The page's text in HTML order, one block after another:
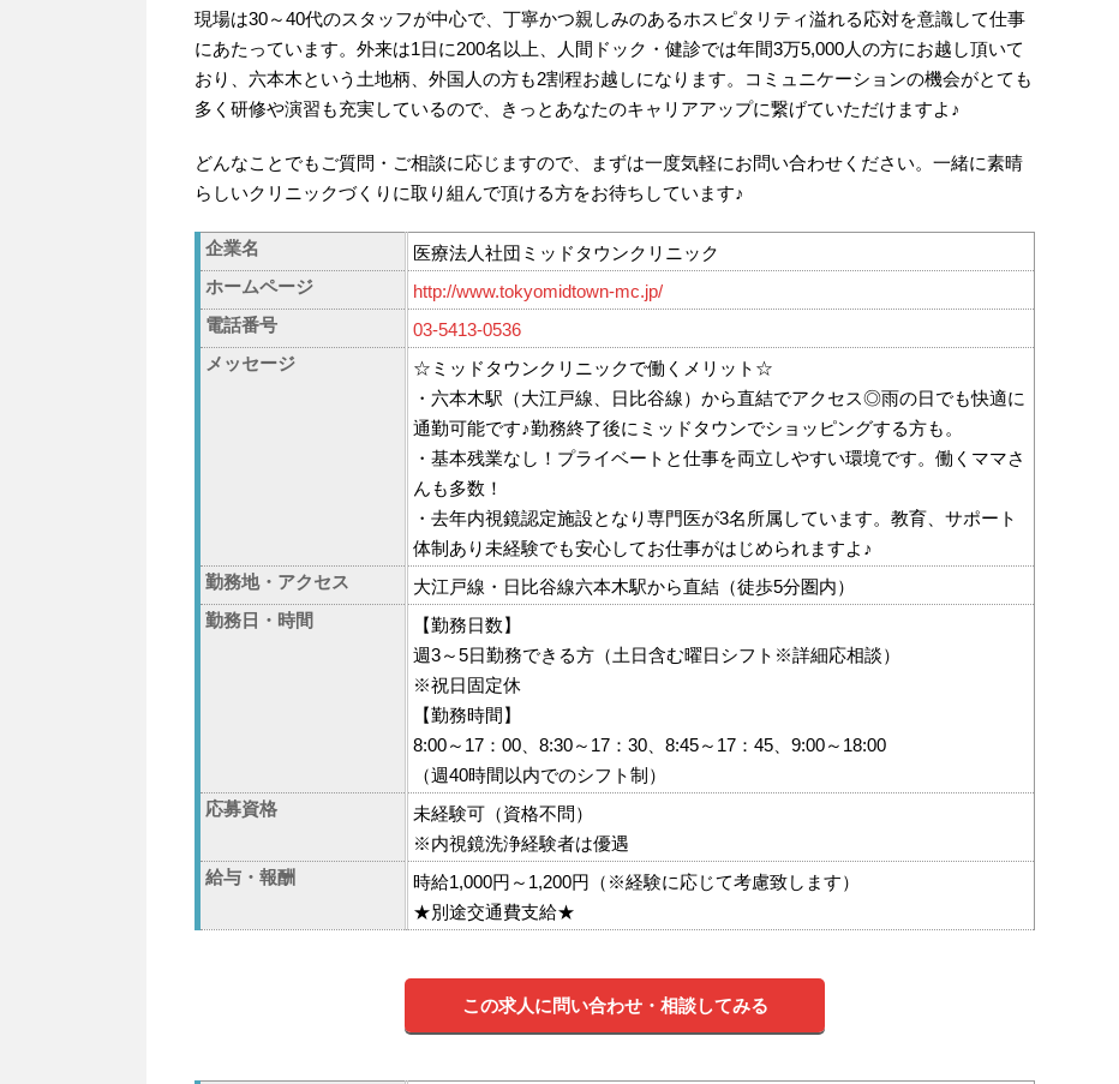
現場は30～40代のスタッフが中心で、丁寧かつ親しみのあるホスピタリティ溢れる応対を意識して仕事
にあたっています。外来は1日に200名以上、人間ドック・健診では年間3万5,000人の方にお越し頂いて
おり、六本木という土地柄、外国人の方も2割程お越しになります。コミュニケーションの機会がとても
多く研修や演習も充実しているので、きっとあなたのキャリアアップに繋げていただけますよ♪
どんなことでもご質問・ご相談に応じますので、まずは一度気軽にお問い合わせください。一緒に素晴
らしいクリニックづくりに取り組んで頂ける方をお待ちしています♪
企業名
医療法人社団ミッドタウンクリニック
ホームページ
http://www.tokyomidtown-mc.jp/
電話番号
03-5413-0536
メッセージ
☆ミッドタウンクリニックで働くメリット☆
・六本木駅（大江戸線、日比谷線）から直結でアクセス◎雨の日でも快適に
通勤可能です♪勤務終了後にミッドタウンでショッピングする方も。
・基本残業なし！プライベートと仕事を両立しやすい環境です。働くママさ
んも多数！
・去年内視鏡認定施設となり専門医が3名所属しています。教育、サポート
体制あり未経験でも安心してお仕事がはじめられますよ♪
勤務地・アクセス
大江戸線・日比谷線六本木駅から直結（徒歩5分圏内）
勤務日・時間
【勤務日数】
週3～5日勤務できる方（土日含む曜日シフト※詳細応相談）
※祝日固定休
【勤務時間】
8:00～17：00、8:30～17：30、8:45～17：45、9:00～18:00
（週40時間以内でのシフト制）
応募資格
未経験可（資格不問）
※内視鏡洗浄経験者は優遇
給与・報酬
時給1,000円～1,200円（※経験に応じて考慮致します）
★別途交通費支給★
この求人に問い合わせ・相談してみる